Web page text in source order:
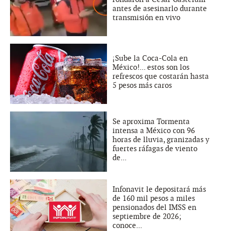
antes de asesinarlo durante
transmisión en vivo
¡Sube la Coca-Cola en
México!... estos son los
refrescos que costarán hasta
5 pesos más caros
Se aproxima Tormenta
intensa a México con 96
horas de lluvia, granizadas y
fuertes ráfagas de viento
de...
Infonavit le depositará más
de 160 mil pesos a miles
pensionados del IMSS en
septiembre de 2026;
conoce...